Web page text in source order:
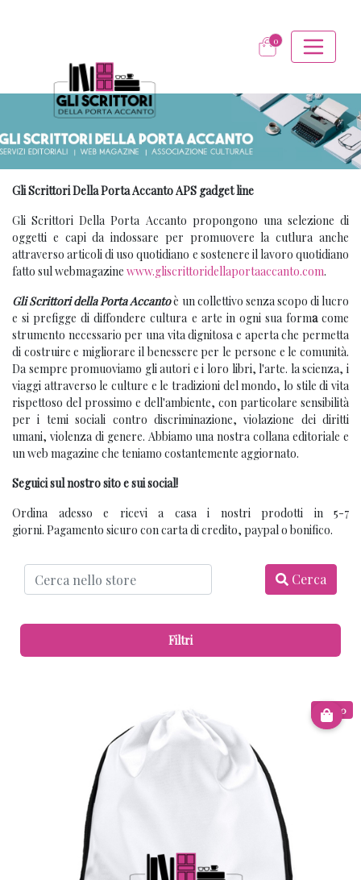
0
Gli Scrittori Della Porta Accanto APS gadget line
Gli Scrittori Della Porta Accanto propongono una selezione di
oggetti e capi da indossare per promuovere la cutlura anche
attraverso articoli di uso quotidiano e sostenere il lavoro quotidiano
fatto sul webmagazine www.gliscrittoridellaportaaccanto.com.
Gli Scrittori della Porta Accantoè un collettivo senza scopo di lucro
e si prefigge di diffondere cultura e arte in ogni sua formacome
strumento necessario per una vita dignitosa e aperta che permetta
di costruire e migliorare il benessere per le persone e le comunità.
Da sempre promuoviamo gli autori e i loro libri, l'arte. la scienza, i
viaggi attraverso le culture e le tradizioni del mondo, lo stile di vita
rispettoso del prossimo e dell'ambiente, con particolare sensibilità
per i temi sociali contro discriminazione, violazione dei diritti
umani, violenza di genere. Abbiamo una nostra collana editoriale e
un web magazine che teniamo costantemente aggiornato.
Seguici sul nostro sito e sui social!
Ordina adesso e ricevi a casa i nostri prodotti in 5-7
giorni. Pagamento sicuro con carta di credito, paypal o bonifico.
Cerca
€ 8.00
Filtri